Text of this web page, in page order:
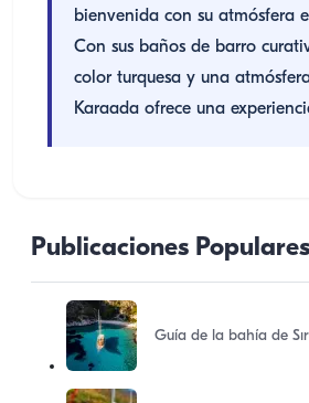
bienvenida con su atmósfera
Con sus baños de barro
color turquesa y una
Karaada ofrece una
Publicaciones Populares
Guía de la bahía de